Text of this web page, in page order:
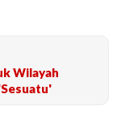
Wilayah